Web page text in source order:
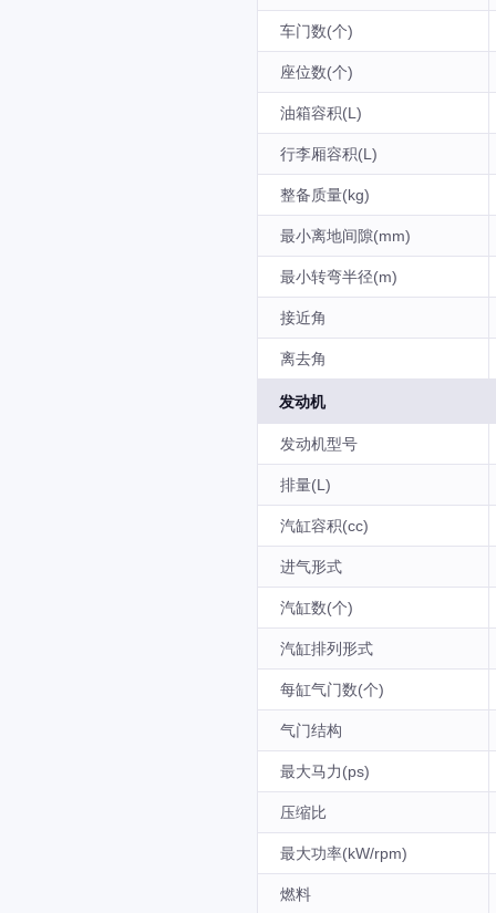
车门数(个)
座位数(个)
油箱容积(L)
行李厢容积(L)
整备质量(kg)
最小离地间隙(mm)
最小转弯半径(m)
接近角
离去角
发动机
发动机型号
排量(L)
汽缸容积(cc)
进气形式
汽缸数(个)
汽缸排列形式
每缸气门数(个)
气门结构
最大马力(ps)
压缩比
最大功率(kW/rpm)
燃料